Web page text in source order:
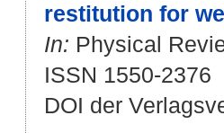
restitution for
In: Physical
ISSN 1550-2376
DOI der